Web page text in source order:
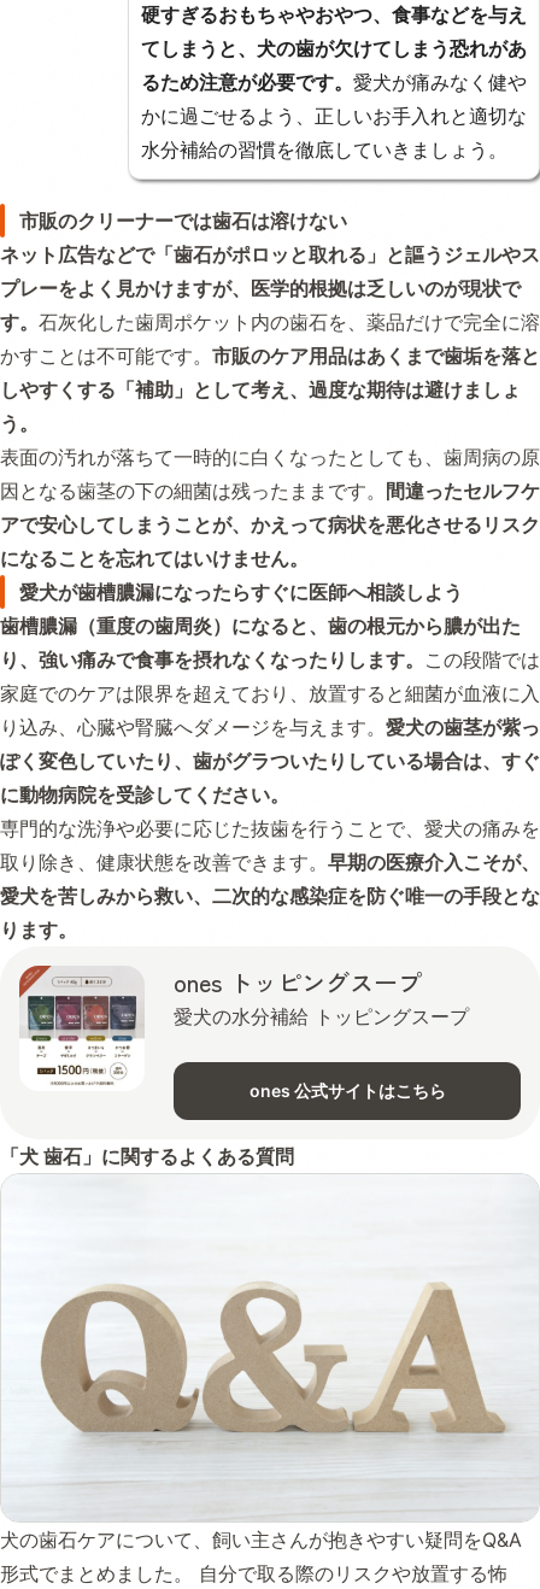
硬すぎるおもちゃやおやつ、食事などを与え
てしまうと、犬の歯が欠けてしまう恐れがあ
るため注意が必要です。 愛犬が痛みなく健や
かに過ごせるよう、正しいお手入れと適切な
水分補給の習慣を徹底していきましょう。
市販のクリーナーでは歯石は溶けない
ネット広告などで「歯石がポロッと取れる」と謳うジェルやス
プレーをよく見かけますが、医学的根拠は乏しいのが現状で
す。 石灰化した歯周ポケット内の歯石を、薬品だけで完全に溶
かすことは不可能です。 市販のケア用品はあくまで歯垢を落と
しやすくする「補助」として考え、過度な期待は避けましょ
う。
表面の汚れが落ちて一時的に白くなったとしても、歯周病の原
因となる歯茎の下の細菌は残ったままです。 間違ったセルフケ
アで安心してしまうことが、かえって病状を悪化させるリスク
になることを忘れてはいけません。
愛犬が歯槽膿漏になったらすぐに医師へ相談しよう
歯槽膿漏（重度の歯周炎）になると、歯の根元から膿が出た
り、強い痛みで食事を摂れなくなったりします。 この段階では
家庭でのケアは限界を超えており、放置すると細菌が血液に入
り込み、心臓や腎臓へダメージを与えます。 愛犬の歯茎が紫っ
ぽく変色していたり、歯がグラついたりしている場合は、すぐ
に動物病院を受診してください。
専門的な洗浄や必要に応じた抜歯を行うことで、愛犬の痛みを
取り除き、健康状態を改善できます。 早期の医療介入こそが、
愛犬を苦しみから救い、二次的な感染症を防ぐ唯一の手段とな
ります。
ones トッピングスープ
愛犬の水分補給 トッピングスープ
ones 公式サイトはこちら
「犬 歯石」に関するよくある質問
犬の歯石ケアについて、飼い主さんが抱きやすい疑問をQ&A
形式でまとめました。 自分で取る際のリスクや放置する怖